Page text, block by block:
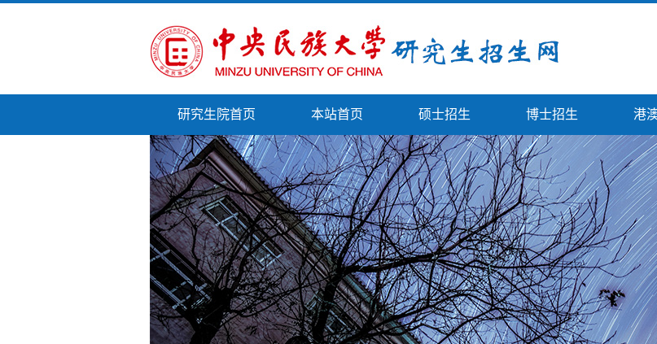
研究生院首页 本站首页 硕士招生 博士招生 港